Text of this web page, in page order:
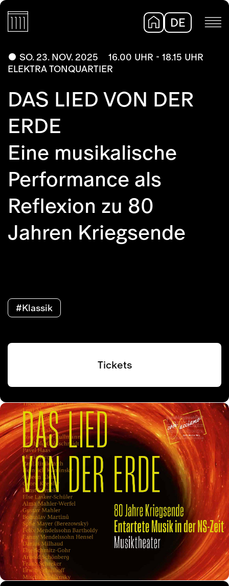
DE
SO. 23. NOV. 2025
16.00 UHR - 18.15 UHR
ELEKTRA TONQUARTIER
DAS LIED VON DER
ERDE
Eine musikalische
Performance als
Reflexion zu 80
Jahren Kriegsende
#Klassik
Tickets